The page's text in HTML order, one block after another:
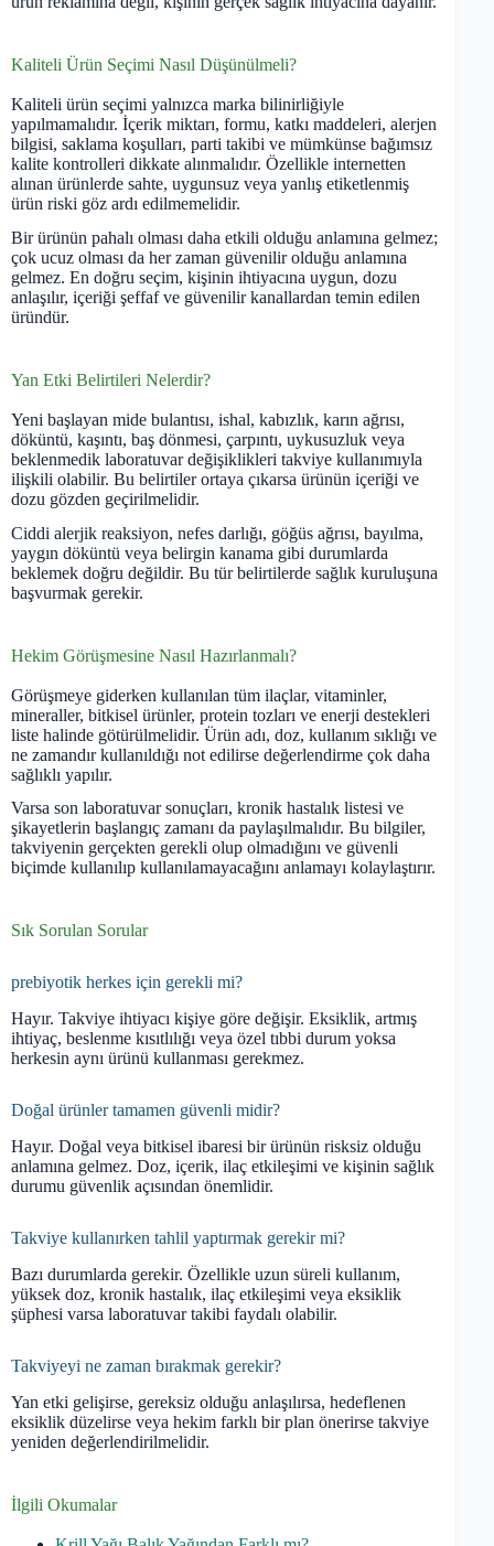
Kaliteli Ürün Seçimi Nasıl Düşünülmeli?
Kaliteli ürün seçimi yalnızca marka bilinirliğiyle
yapılmamalıdır. İçerik miktarı, formu, katkı maddeleri, alerjen
bilgisi, saklama koşulları, parti takibi ve mümkünse bağımsız
kalite kontrolleri dikkate alınmalıdır. Özellikle internetten
alınan ürünlerde sahte, uygunsuz veya yanlış etiketlenmiş
ürün riski göz ardı edilmemelidir.
Bir ürünün pahalı olması daha etkili olduğu anlamına gelmez;
çok ucuz olması da her zaman güvenilir olduğu anlamına
gelmez. En doğru seçim, kişinin ihtiyacına uygun, dozu
anlaşılır, içeriği şeffaf ve güvenilir kanallardan temin edilen
üründür.
Yan Etki Belirtileri Nelerdir?
Yeni başlayan mide bulantısı, ishal, kabızlık, karın ağrısı,
döküntü, kaşıntı, baş dönmesi, çarpıntı, uykusuzluk veya
beklenmedik laboratuvar değişiklikleri takviye kullanımıyla
ilişkili olabilir. Bu belirtiler ortaya çıkarsa ürünün içeriği ve
dozu gözden geçirilmelidir.
Ciddi alerjik reaksiyon, nefes darlığı, göğüs ağrısı, bayılma,
yaygın döküntü veya belirgin kanama gibi durumlarda
beklemek doğru değildir. Bu tür belirtilerde sağlık kuruluşuna
başvurmak gerekir.
Hekim Görüşmesine Nasıl Hazırlanmalı?
Görüşmeye giderken kullanılan tüm ilaçlar, vitaminler,
mineraller, bitkisel ürünler, protein tozları ve enerji destekleri
liste halinde götürülmelidir. Ürün adı, doz, kullanım sıklığı ve
ne zamandır kullanıldığı not edilirse değerlendirme çok daha
sağlıklı yapılır.
Varsa son laboratuvar sonuçları, kronik hastalık listesi ve
şikayetlerin başlangıç zamanı da paylaşılmalıdır. Bu bilgiler,
takviyenin gerçekten gerekli olup olmadığını ve güvenli
biçimde kullanılıp kullanılamayacağını anlamayı kolaylaştırır.
Sık Sorulan Sorular
prebiyotik herkes için gerekli mi?
Hayır. Takviye ihtiyacı kişiye göre değişir. Eksiklik, artmış
ihtiyaç, beslenme kısıtlılığı veya özel tıbbi durum yoksa
herkesin aynı ürünü kullanması gerekmez.
Doğal ürünler tamamen güvenli midir?
Hayır. Doğal veya bitkisel ibaresi bir ürünün risksiz olduğu
anlamına gelmez. Doz, içerik, ilaç etkileşimi ve kişinin sağlık
durumu güvenlik açısından önemlidir.
Takviye kullanırken tahlil yaptırmak gerekir mi?
Bazı durumlarda gerekir. Özellikle uzun süreli kullanım,
yüksek doz, kronik hastalık, ilaç etkileşimi veya eksiklik
şüphesi varsa laboratuvar takibi faydalı olabilir.
Takviyeyi ne zaman bırakmak gerekir?
Yan etki gelişirse, gereksiz olduğu anlaşılırsa, hedeflenen
eksiklik düzelirse veya hekim farklı bir plan önerirse takviye
yeniden değerlendirilmelidir.
İlgili Okumalar